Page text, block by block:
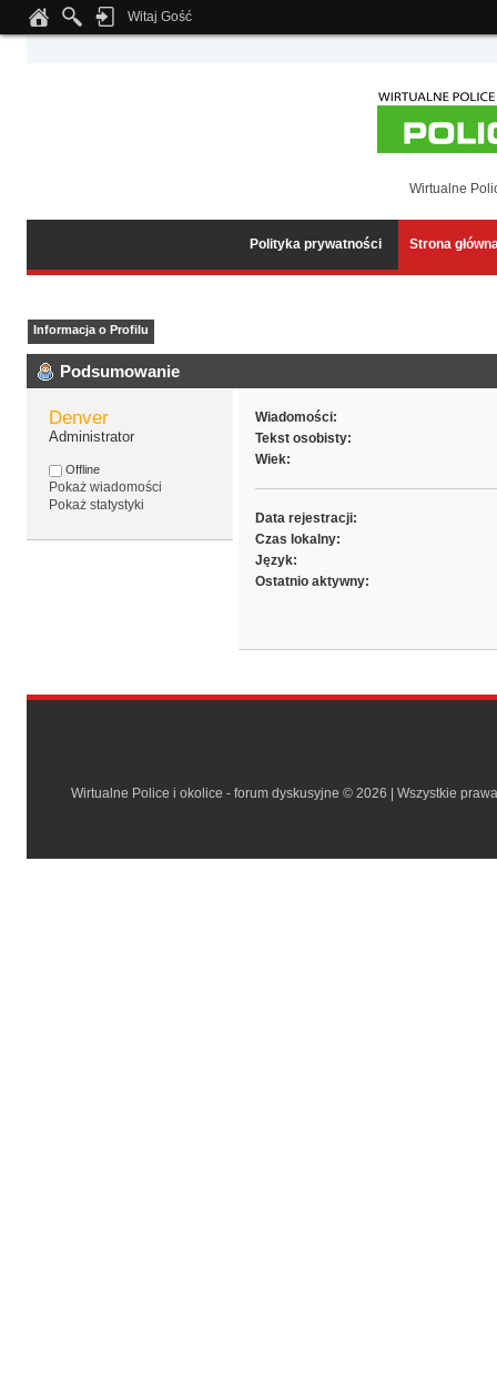
Notice: Undefined index: tapatalk_body_hook in
Witaj Gość
Wirtualne
Polityka prywatności Strona
Informacja o Profilu
Podsumowanie
Denver
Administrator
Offline
Pokaż wiadomości
Pokaż statystyki
Wiadomości:
Tekst osobisty:
Wiek:
Data rejestracji:
Czas lokalny:
Język:
Ostatnio aktywny:
Wirtualne Police i okolice - forum dyskusyjne © 2026 | Wszystkie